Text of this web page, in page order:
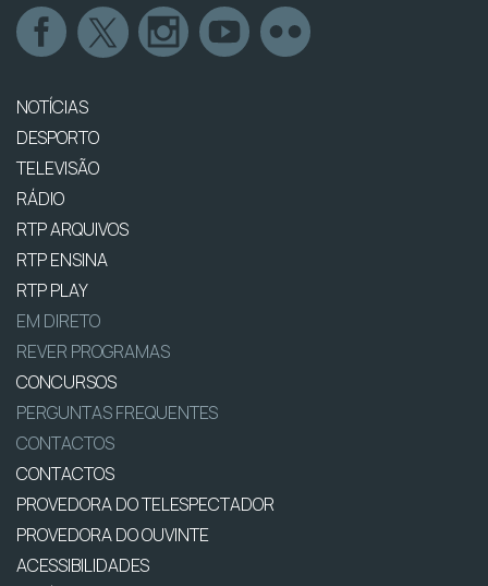
NOTÍCIAS
DESPORTO
TELEVISÃO
RÁDIO
RTP ARQUIVOS
RTP ENSINA
RTP PLAY
EM DIRETO
REVER PROGRAMAS
CONCURSOS
PERGUNTAS FREQUENTES
CONTACTOS
CONTACTOS
PROVEDORA DO TELESPECTADOR
PROVEDORA DO OUVINTE
ACESSIBILIDADES